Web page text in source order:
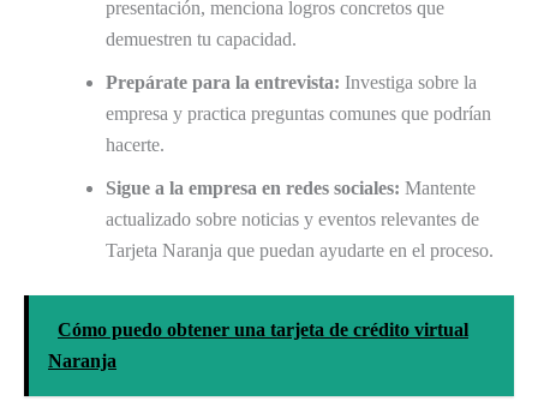
presentación, menciona logros concretos que
demuestren tu capacidad.
Prepárate para la entrevista: Investiga sobre la
empresa y practica preguntas comunes que podrían
hacerte.
Sigue a la empresa en redes sociales: Mantente
actualizado sobre noticias y eventos relevantes de
Tarjeta Naranja que puedan ayudarte en el proceso.
Cómo puedo obtener una tarjeta de crédito virtual
Naranja